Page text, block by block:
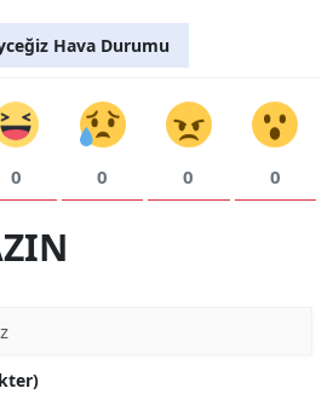
Hava Durumu
0 0 0 0